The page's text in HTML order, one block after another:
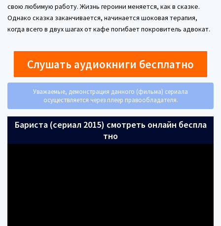
свою любимую работу. Жизнь героини меняется, как в сказке.
Однако сказка заканчивается, начинается шоковая терапия,
когда всего в двух шагах от кафе погибает покровитель адвокат.
Слушать аудиокниги бесплатно
Уважаемые, демонстрация данного (фильма) сериала
осуществляется через плеер правообладателя.
Бариста (сериал 2015) смотреть онлайн беспла
тно